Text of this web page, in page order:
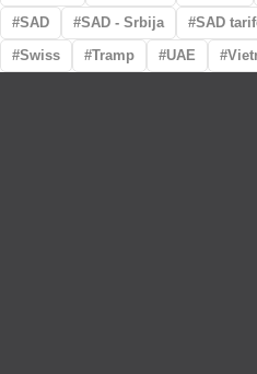
SAD
SAD - Srbija SAD
Swiss
Tramp UAE